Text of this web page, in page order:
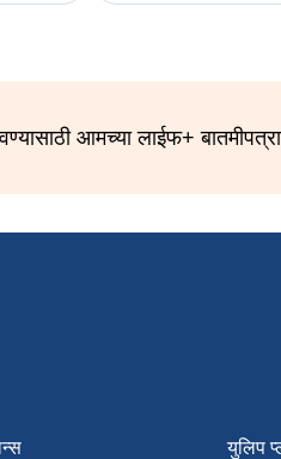
आमच्या लाईफ+
युलिप